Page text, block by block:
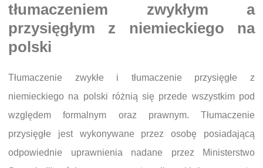
tłumaczeniem zwykłym a
przysięgłym z niemieckiego na
polski
Tłumaczenie zwykłe i tłumaczenie przysięgłe z
niemieckiego na polski różnią się przede wszystkim pod
względem formalnym oraz prawnym. Tłumaczenie
przysięgłe jest wykonywane przez osobę posiadającą
odpowiednie uprawnienia nadane przez Ministerstwo